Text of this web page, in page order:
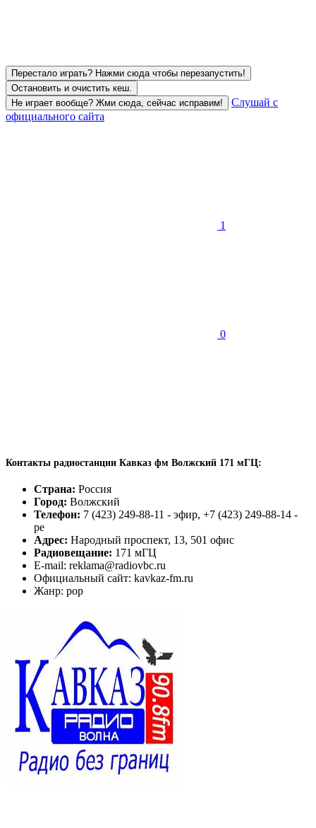
Перестало играть? Нажми сюда чтобы перезапустить!
Остановить и очистить кеш.
Не играет вообще? Жми сюда, сейчас исправим!
Слушай с
официального сайта
1
0
Контакты радиостанции Кавказ фм Волжский 171 мГЦ:
Страна: Россия
Город: Волжский
Телефон: 7 (423) 249-88-11 - эфир, +7 (423) 249-88-14 -
ре
Адрес: Народный проспект, 13, 501 офис
Радиовещание: 171 мГЦ
E-mail: reklama@radiovbc.ru
Официальный сайт: kavkaz-fm.ru
Жанр: pop